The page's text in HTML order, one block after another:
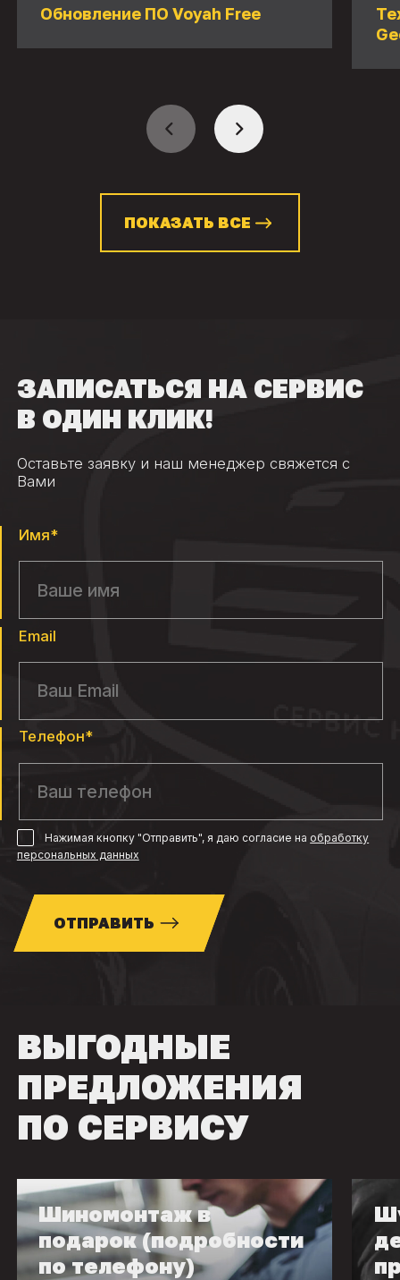
Обновление ПО Voyah Free
ПОКАЗАТЬ ВСЕ
ЗАПИСАТЬСЯ НА СЕРВИС
В ОДИН КЛИК!
Оставьте заявку и наш менеджер свяжется с
Вами
Имя*
Email
Телефон*
Нажимая кнопку "Отправить", я даю согласиена обработку
персональных данных
ОТПРАВИТЬ
ВЫГОДНЫЕ
ПРЕДЛОЖЕНИЯ
ПО СЕРВИСУ
Шиномонтаж в
подарок (подробности
по телефону)